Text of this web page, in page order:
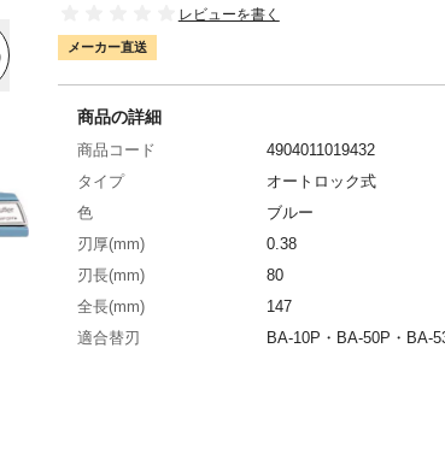
レビューを書く
メーカー直送
商品の詳細
商品コード
4904011019432
タイプ
オートロック式
色
ブルー
刃厚(mm)
0.38
刃長(mm)
80
全長(mm)
147
適合替刃
BA-10P・BA-50P・BA-